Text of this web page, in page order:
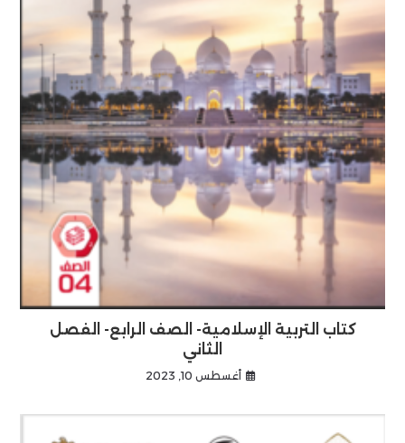
كتاب التربية الإسلامية- الصف الرابع- الفصل
الثاني
أغسطس 10, 2023